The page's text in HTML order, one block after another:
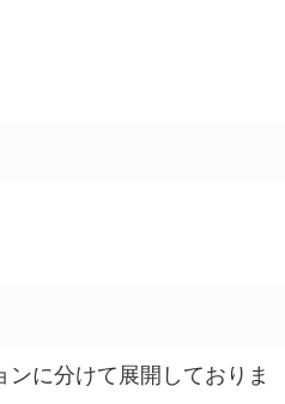
に分けて展開しておりま